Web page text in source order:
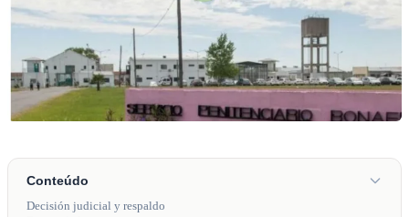
Conteúdo
Decisión judicial y respaldo